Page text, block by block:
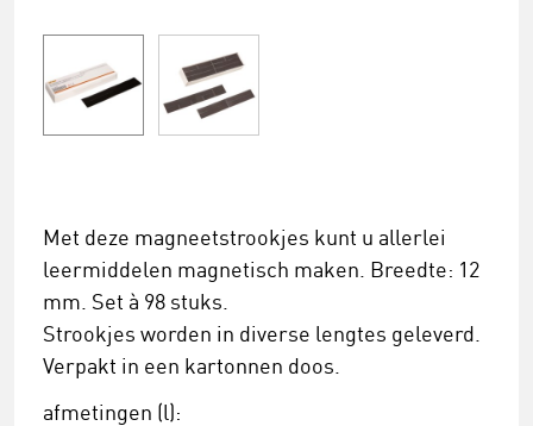
Met deze magneetstrookjes kunt u allerlei
leermiddelen magnetisch maken. Breedte: 12
mm. Set à 98 stuks.
Strookjes worden in diverse lengtes geleverd.
Verpakt in een kartonnen doos.
afmetingen (l):